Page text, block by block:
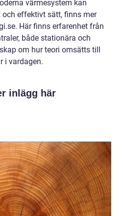
värmesystem kan
effektivt sätt, finns mer
Här finns erfarenhet från
både stationära och
om hur teori omsätts till
i vardagen.
inlägg här